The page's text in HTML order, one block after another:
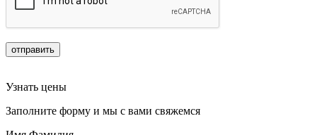
отправить
Узнать цены
Заполните форму и мы с вами свяжемся